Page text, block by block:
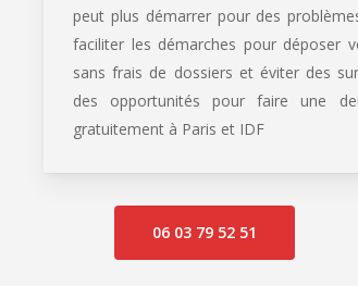
peut plus démarrer pour des
faciliter les démarches pour déposer
sans frais de dossiers et éviter des
des opportunités pour faire une
gratuitement à Paris et IDF
06 03 79 52 51